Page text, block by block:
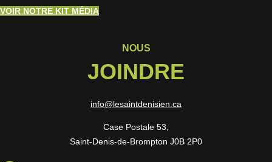
VOIR NOTRE KIT MÉDIA
NOUS
JOINDRE
info@lesaintdenisien.ca
Case Postale 53,
Saint-Denis-de-Brompton J0B 2P0